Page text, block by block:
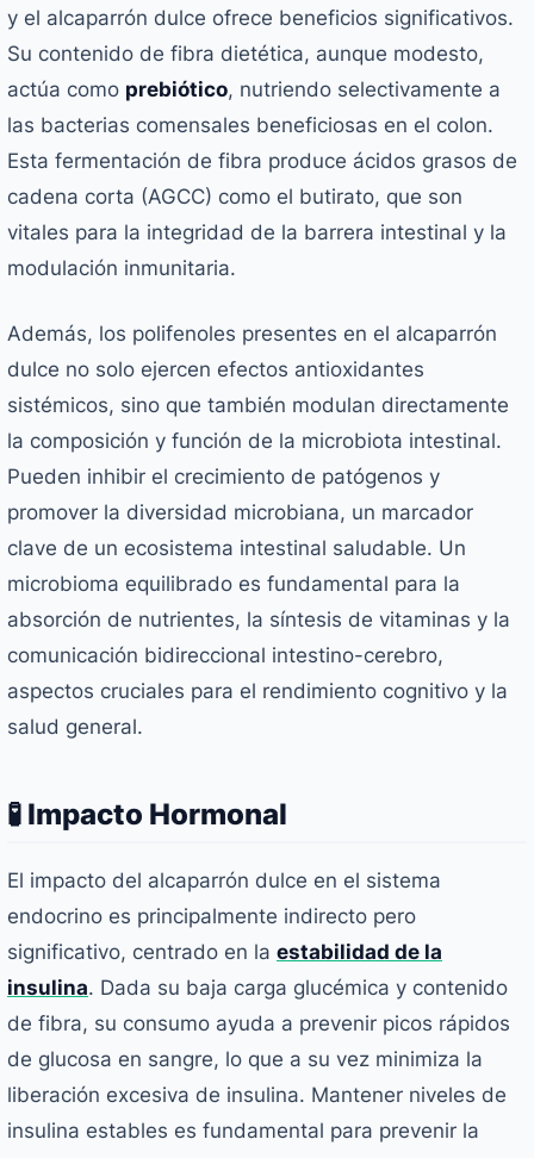
y el alcaparrón dulce ofrece beneficios significativos.
Su contenido de fibra dietética, aunque modesto,
actúa como prebiótico, nutriendo selectivamente a
las bacterias comensales beneficiosas en el colon.
Esta fermentación de fibra produce ácidos grasos de
cadena corta (AGCC) como el butirato, que son
vitales para la integridad de la barrera intestinal y la
modulación inmunitaria.
Además, los polifenoles presentes en el alcaparrón
dulce no solo ejercen efectos antioxidantes
sistémicos, sino que también modulan directamente
la composición y función de la microbiota intestinal.
Pueden inhibir el crecimiento de patógenos y
promover la diversidad microbiana, un marcador
clave de un ecosistema intestinal saludable. Un
microbioma equilibrado es fundamental para la
absorción de nutrientes, la síntesis de vitaminas y la
comunicación bidireccional intestino-cerebro,
aspectos cruciales para el rendimiento cognitivo y la
salud general.
🧪 Impacto Hormonal
El impacto del alcaparrón dulce en el sistema
endocrino es principalmente indirecto pero
significativo, centrado en la estabilidad de la
insulina. Dada su baja carga glucémica y contenido
de fibra, su consumo ayuda a prevenir picos rápidos
de glucosa en sangre, lo que a su vez minimiza la
liberación excesiva de insulina. Mantener niveles de
insulina estables es fundamental para prevenir la